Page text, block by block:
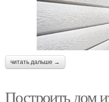
читать дальше →
Построить дом